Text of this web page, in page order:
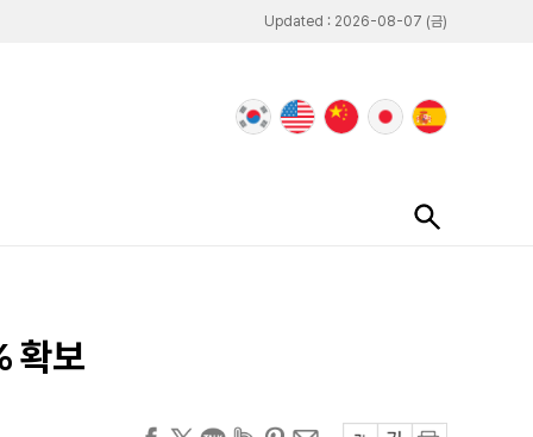
Updated : 2026-08-07 (금)
확보